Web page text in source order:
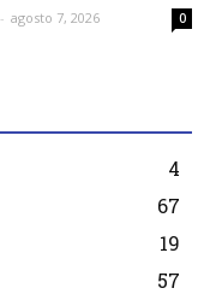
- agosto 7, 2026 0
4
67
19
57